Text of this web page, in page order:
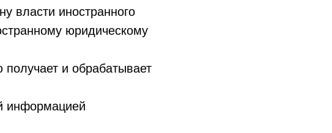
власти иностранного
юридическому
и обрабатывает
информацией